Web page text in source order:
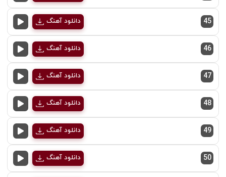
45 دانلود آهنگ
46 دانلود آهنگ
47 دانلود آهنگ
48 دانلود آهنگ
49 دانلود آهنگ
50 دانلود آهنگ